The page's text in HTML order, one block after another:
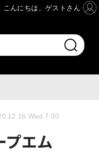
エム
Wed 7:30
こんにちは、ゲストさん